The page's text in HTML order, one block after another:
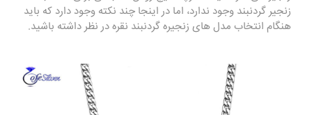
زنجیر گردنبند وجود ندارد، اما در اینجا چند نکته وجود دارد که باید
هنگام انتخاب مدل های زنجیره گردنبند نقره در نظر داشته باشید.